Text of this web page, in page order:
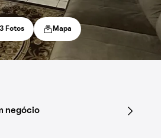
negócio
Fotos Mapa